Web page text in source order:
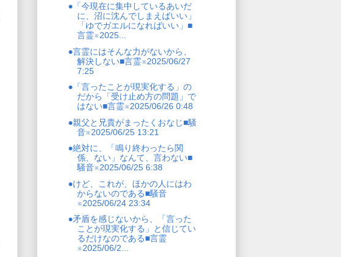
●「今現在に集中しているあいだ
に、沼に沈んでしまえばいい」
「ゆでガエルになればいい」■
言霊※2025...
●言霊にはそんな力がないから、
解決しない■言霊※2025/06/27
7:25
●「言ったことが現実化する」の
だから「受け止め方の問題」で
はない■言霊※2025/06/26 0:48
●親父と兄貴がまったくおなじ■騒
音※2025/06/25 13:21
●絶対に、「鳴り終わったら関
係、ない」なんて、言わない■
騒音※2025/06/25 6:38
●けど、これが、ほかの人にはわ
からないのである■騒音
※2025/06/24 23:34
●矛盾を感じないから、「言った
ことが現実化する」と信じてい
るだけなのである■言霊
※2025/06/2...